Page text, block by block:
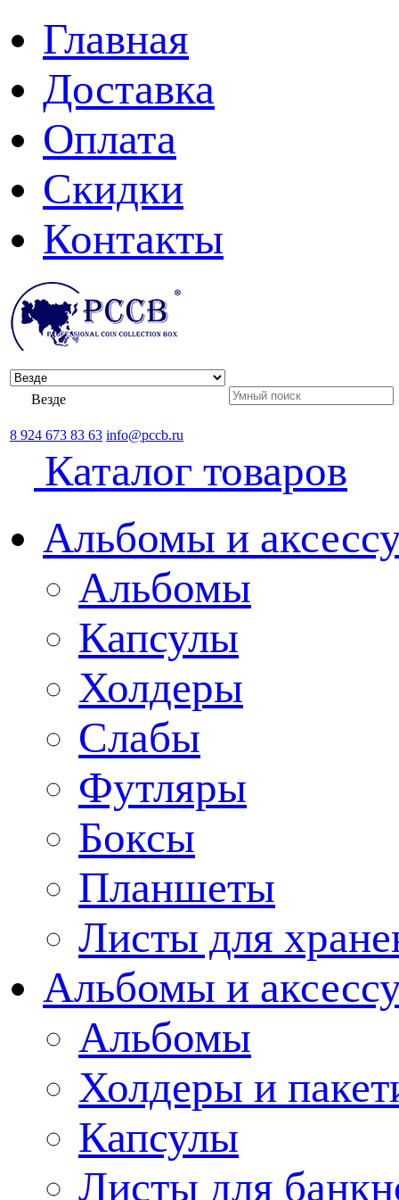
Главная
Доставка
Оплата
Скидки
Контакты
Везде
8 924 673 83 63 info@pccb.ru
Каталог товаров
Альбомы и
Альбомы
Капсулы
Холдеры
Слабы
Футляры
Боксы
Планшеты
Листы для
Альбомы и
Альбомы
Холдеры и
Капсулы
Листы для